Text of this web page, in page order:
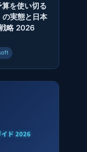
を使い切る
実態と日本
略 2026